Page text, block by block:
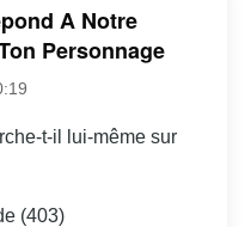
A Notre
Personnage
t-il lui-même sur
(403)